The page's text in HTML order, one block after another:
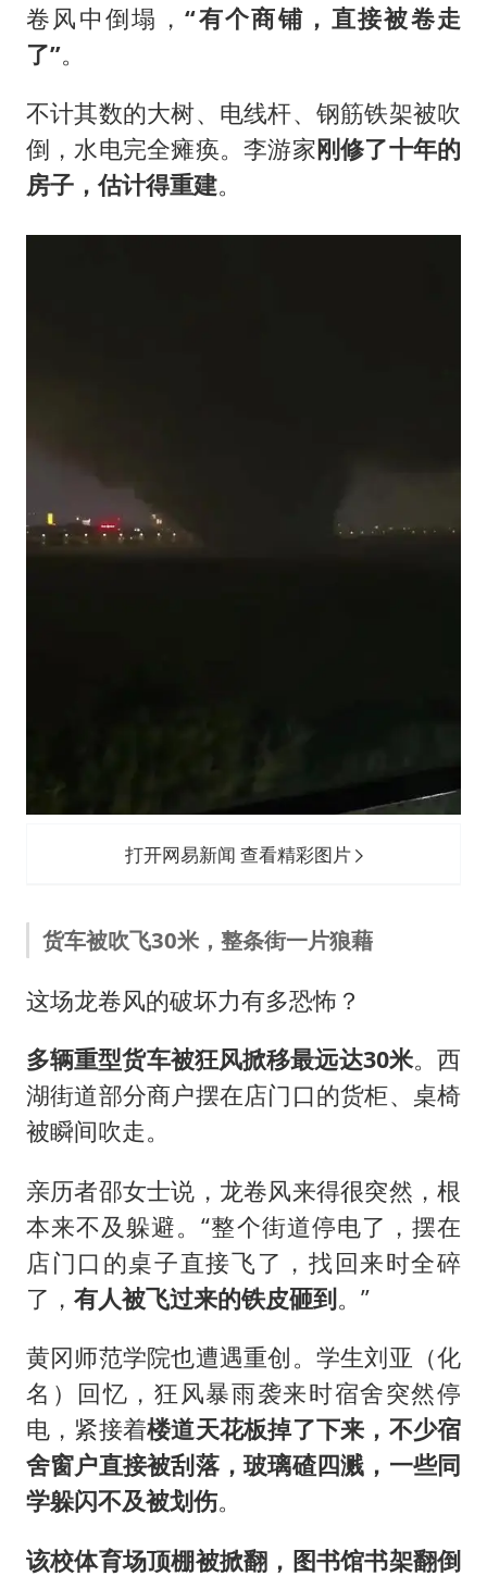
卷风中倒塌，“有个商铺，直接被卷走
了”。
不计其数的大树、电线杆、钢筋铁架被吹
倒，水电完全瘫痪。李游家刚修了十年的
房子，估计得重建。
打开网易新闻 查看精彩图片
货车被吹飞30米，整条街一片狼藉
这场龙卷风的破坏力有多恐怖？
多辆重型货车被狂风掀移最远达30米。西
湖街道部分商户摆在店门口的货柜、桌椅
被瞬间吹走。
亲历者邵女士说，龙卷风来得很突然，根
本来不及躲避。“整个街道停电了，摆在
店门口的桌子直接飞了，找回来时全碎
了， 有人被飞过来的铁皮砸到。”
黄冈师范学院也遭遇重创。学生刘亚（化
名）回忆，狂风暴雨袭来时宿舍突然停
电，紧接着楼道天花板掉了下来，不少宿
舍窗户直接被刮落，玻璃碴四溅，一些同
学躲闪不及被划伤。
该校体育场顶棚被掀翻，图书馆书架翻倒